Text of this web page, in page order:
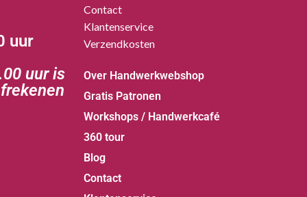
uur
uur is
Contact
Klantenservice
Verzendkosten
Over Handwerkwebshop
Gratis Patronen
Workshops / Handwerkcafé
360 tour
Blog
Contact